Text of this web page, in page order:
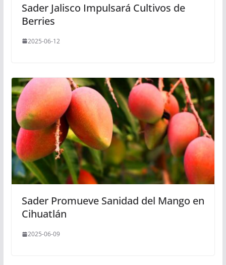
Sader Jalisco Impulsará Cultivos de
Berries
2025-06-12
Sader Promueve Sanidad del Mango en
Cihuatlán
2025-06-09